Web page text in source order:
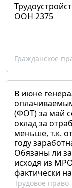
ООН 2375
Гражданское
В июне
(ФОТ) за май
оклад за
меньше, т.к.
году
Обязаны ли
исходя из
фактически
Трудовое право